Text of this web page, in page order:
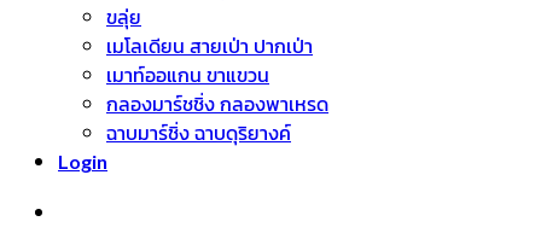
ขลุ่ย
เมโลเดียน สายเป่า ปากเป่า
เมาท์ออแกน ขาแขวน
กลองมาร์ชชิ่ง กลองพาเหรด
ฉาบมาร์ชิ่ง ฉาบดุริยางค์
Login